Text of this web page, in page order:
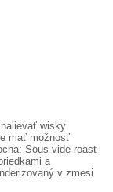
wisky
mať možnosť
Sous-vide roast-
a
v zmesi